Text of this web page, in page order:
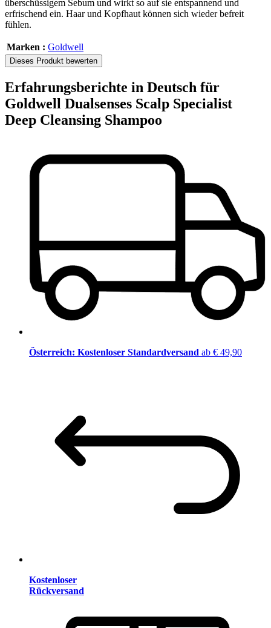
überschüssigem Sebum und wirkt so auf sie entspannend und
erfrischend ein. Haar und Kopfhaut können sich wieder befreit
fühlen.
Marken : Goldwell
Dieses Produkt bewerten
Erfahrungsberichte in Deutsch für
Goldwell Dualsenses Scalp Specialist
Deep Cleansing Shampoo
Österreich: Kostenloser Standardversand ab € 49,90
Kostenloser
Rückversand